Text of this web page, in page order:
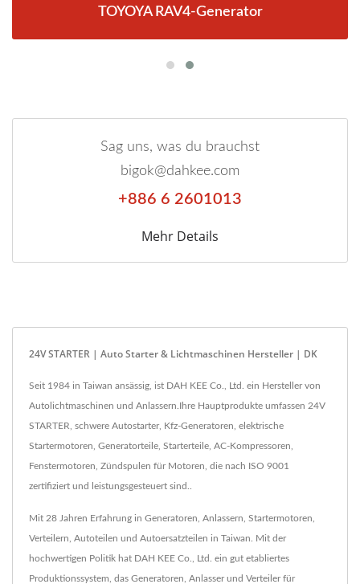
TOYOYA RAV4-Generator
Sag uns, was du brauchst
bigok@dahkee.com
+886 6 2601013
Mehr Details
24V STARTER | Auto Starter & Lichtmaschinen Hersteller | DK
Seit 1984 in Taiwan ansässig, ist DAH KEE Co., Ltd. ein Hersteller von
Autolichtmaschinen und Anlassern.Ihre Hauptprodukte umfassen 24V
STARTER, schwere Autostarter, Kfz-Generatoren, elektrische
Startermotoren, Generatorteile, Starterteile, AC-Kompressoren,
Fenstermotoren, Zündspulen für Motoren, die nach ISO 9001
zertifiziert und leistungsgesteuert sind..
Mit 28 Jahren Erfahrung in Generatoren, Anlassern, Startermotoren,
Verteilern, Autoteilen und Autoersatzteilen in Taiwan. Mit der
hochwertigen Politik hat DAH KEE Co., Ltd. ein gut etabliertes
Produktionssystem, das Generatoren, Anlasser und Verteiler für